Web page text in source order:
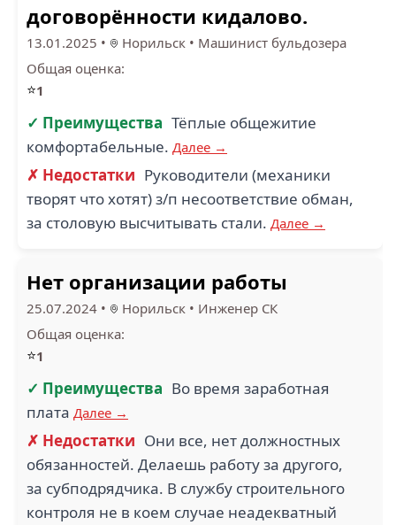
договорённости кидалово.
13.01.2025 • Норильск • Машинист бульдозера
Общая оценка:
⭐1
✓ Преимущества Тёплые общежитие
комфортабельные. Далее →
✗ Недостатки Руководители (механики
творят что хотят) з/п несоответствие обман,
за столовую высчитывать стали. Далее →
Нет организации работы
25.07.2024 • Норильск • Инженер СК
Общая оценка:
⭐1
✓ Преимущества Во время заработная
плата Далее →
✗ Недостатки Они все, нет должностных
обязанностей. Делаешь работу за другого,
за субподрядчика. В службу строительного
контроля не в коем случае неадекватный